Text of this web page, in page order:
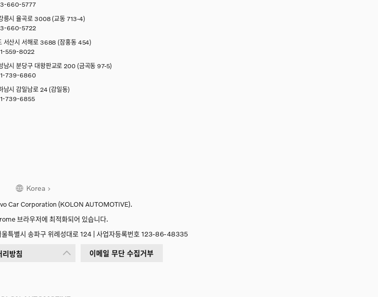
660-5777
릉시 율곡로 3008 (교동 713-4)
660-5722
서산시 서해로 3688 (잠홍동 454)
559-8022
남시 분당구 대왕판교로 200 (금곡동 97-5)
739-6860
남시 감일남로 24 (감일동)
739-6855
Korea
Car Corporation (KOLON AUTOMOTIVE).
브라우저에 최적화되어 있습니다.
울특별시 송파구 위례성대로 124 |사업자등록번호 123-86-48335
리방침 이메일 무단 수집거부